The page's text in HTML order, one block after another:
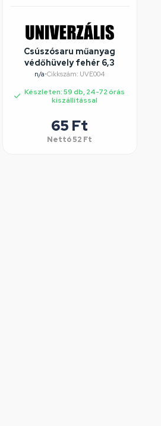
Csúszósaru műanyag
védőhüvely fehér 6,3
n/a•Cikkszám: UVE004
Készleten: 59 db, 24-72 órás
kiszállítással
65 Ft
Nettó52 Ft